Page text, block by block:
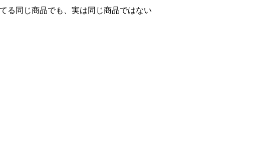
る同じ商品でも、実は同じ商品ではない